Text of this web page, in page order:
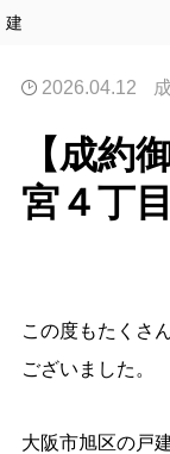
建
2026.04.12
【成約
宮４丁
この度もたくさ
ございました。
大阪市旭区の戸